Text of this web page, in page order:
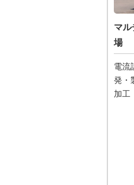
マル
場
電流
発・
加工